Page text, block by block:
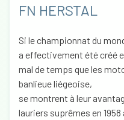
FN HERSTAL
Si le championnat du
a effectivement été créé
mal de temps que les
banlieue liégeoise,
se montrent à leur
lauriers suprêmes en